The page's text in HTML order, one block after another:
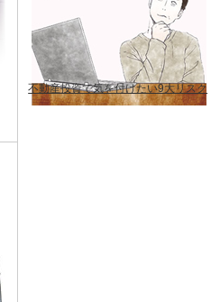
不動産投資で気を付けたい9大リスク